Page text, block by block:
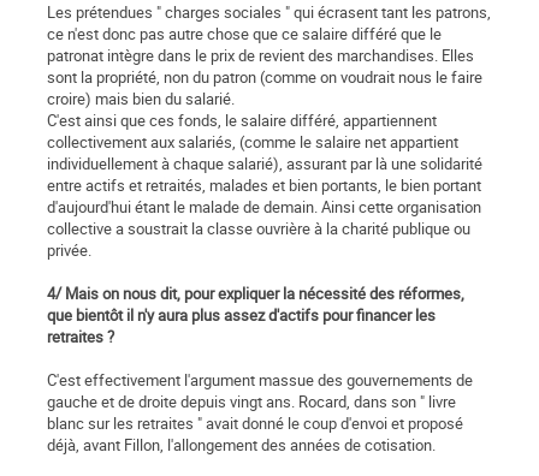
Les prétendues " charges sociales " qui écrasent tant les patrons,
ce n'est donc pas autre chose que ce salaire différé que le
patronat intègre dans le prix de revient des marchandises. Elles
sont la propriété, non du patron (comme on voudrait nous le faire
croire) mais bien du salarié.
C'est ainsi que ces fonds, le salaire différé, appartiennent
collectivement aux salariés, (comme le salaire net appartient
individuellement à chaque salarié), assurant par là une solidarité
entre actifs et retraités, malades et bien portants, le bien portant
d'aujourd'hui étant le malade de demain. Ainsi cette organisation
collective a soustrait la classe ouvrière à la charité publique ou
privée.
4/ Mais on nous dit, pour expliquer la nécessité des réformes,
que bientôt il n'y aura plus assez d'actifs pour financer les
retraites ?
C'est effectivement l'argument massue des gouvernements de
gauche et de droite depuis vingt ans. Rocard, dans son " livre
blanc sur les retraites " avait donné le coup d'envoi et proposé
déjà, avant Fillon, l'allongement des années de cotisation.